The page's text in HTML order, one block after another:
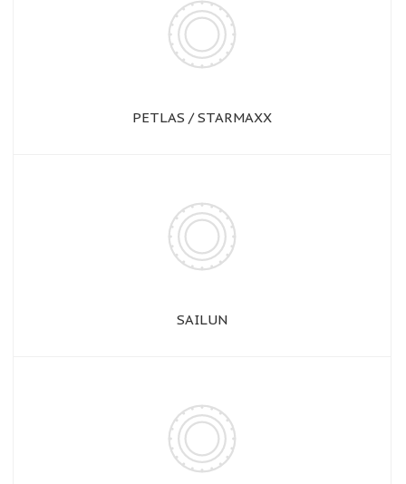
PETLAS / STARMAXX
SAILUN